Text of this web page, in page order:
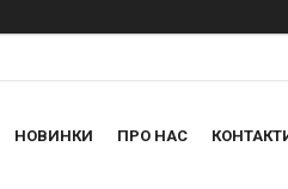
НОВИНКИ ПРО НАС